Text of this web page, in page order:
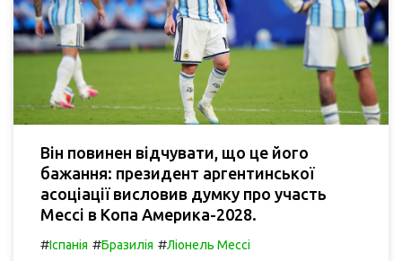
Він повинен відчувати, що це його
бажання: президент аргентинської
асоціації висловив думку про участь
Мессі в Копа Америка-2028.
#Іспанія #Бразилія #Ліонель Мессі